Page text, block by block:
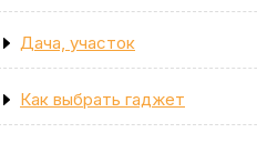
Дача, участок
Как выбрать гаджет